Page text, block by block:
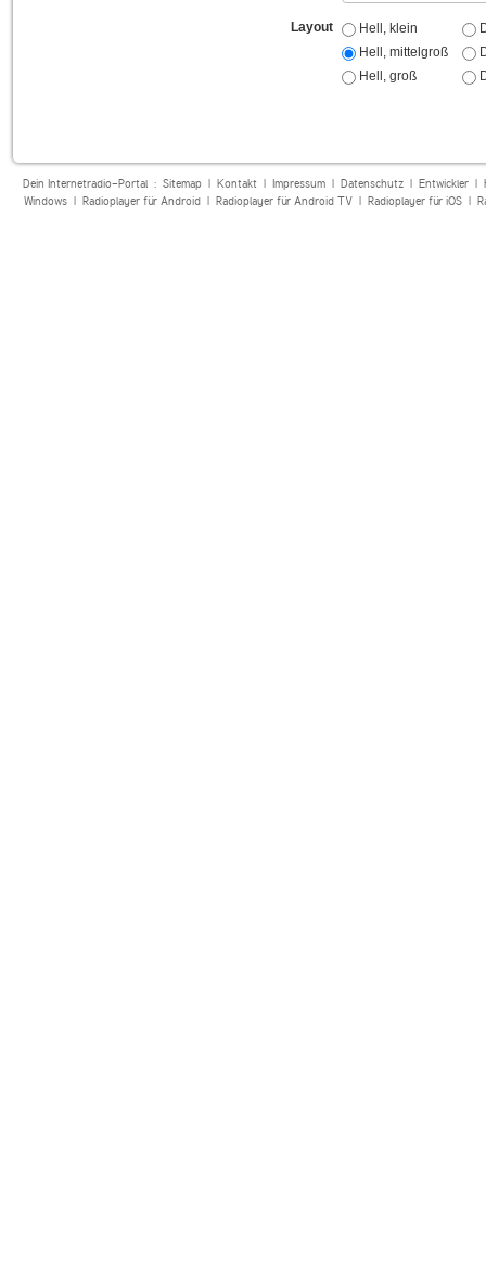
Layout
Hell, klein
Hell, mittelgroß
Hell, groß
Dein Internetradio-Portal : Sitemap| Kontakt| Impressum| Datenschutz| Entwickler|
Windows| Radioplayer für Android| Radioplayer für Android TV| Radioplayer für iOS|